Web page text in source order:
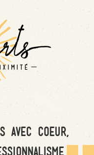
avec coeur,